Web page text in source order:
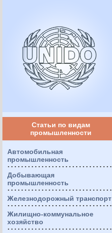
Статьи по видам
промышленности
Автомобильная
промышленность
Добывающая
промышленность
Железнодорожный транспорт
Жилищно-коммунальное
хозяйство